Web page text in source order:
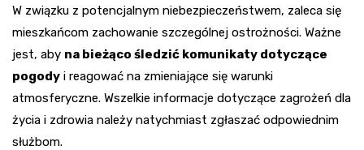
W związku z potencjalnym niebezpieczeństwem, zaleca się
mieszkańcom zachowanie szczególnej ostrożności. Ważne
jest, aby na bieżąco śledzić komunikaty dotyczące
pogody i reagować na zmieniające się warunki
atmosferyczne. Wszelkie informacje dotyczące zagrożeń dla
życia i zdrowia należy natychmiast zgłaszać odpowiednim
służbom.